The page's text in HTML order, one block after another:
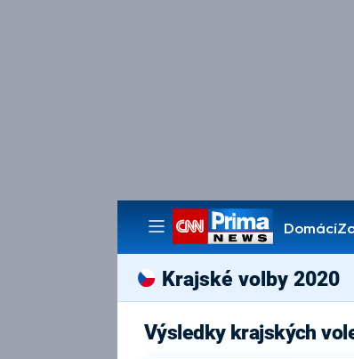
Domácí
Pořady
Krajské volby 2020
Výsledky krajských